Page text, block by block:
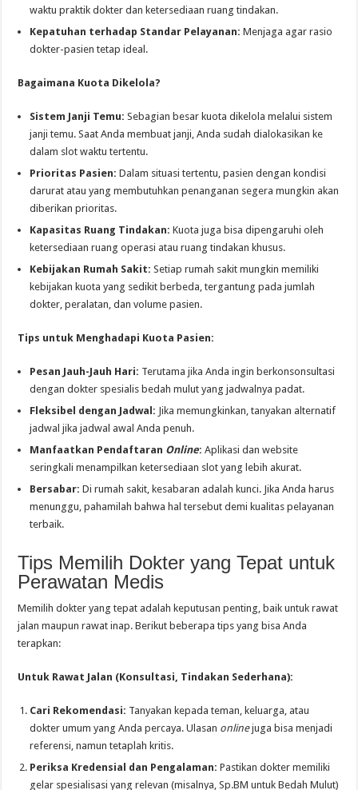
waktu praktik dokter dan ketersediaan ruang tindakan.
Kepatuhan terhadap Standar Pelayanan: Menjaga agar rasio
dokter-pasien tetap ideal.
Bagaimana Kuota Dikelola?
Sistem Janji Temu: Sebagian besar kuota dikelola melalui sistem
janji temu. Saat Anda membuat janji, Anda sudah dialokasikan ke
dalam slot waktu tertentu.
Prioritas Pasien: Dalam situasi tertentu, pasien dengan kondisi
darurat atau yang membutuhkan penanganan segera mungkin akan
diberikan prioritas.
Kapasitas Ruang Tindakan: Kuota juga bisa dipengaruhi oleh
ketersediaan ruang operasi atau ruang tindakan khusus.
Kebijakan Rumah Sakit: Setiap rumah sakit mungkin memiliki
kebijakan kuota yang sedikit berbeda, tergantung pada jumlah
dokter, peralatan, dan volume pasien.
Tips untuk Menghadapi Kuota Pasien:
Pesan Jauh-Jauh Hari: Terutama jika Anda ingin berkonsonsultasi
dengan dokter spesialis bedah mulut yang jadwalnya padat.
Fleksibel dengan Jadwal: Jika memungkinkan, tanyakan alternatif
jadwal jika jadwal awal Anda penuh.
Manfaatkan Pendaftaran Online: Aplikasi dan website
seringkali menampilkan ketersediaan slot yang lebih akurat.
Bersabar: Di rumah sakit, kesabaran adalah kunci. Jika Anda harus
menunggu, pahamilah bahwa hal tersebut demi kualitas pelayanan
terbaik.
Tips Memilih Dokter yang Tepat untuk
Perawatan Medis
Memilih dokter yang tepat adalah keputusan penting, baik untuk rawat
jalan maupun rawat inap. Berikut beberapa tips yang bisa Anda
terapkan:
Untuk Rawat Jalan (Konsultasi, Tindakan Sederhana):
Cari Rekomendasi: Tanyakan kepada teman, keluarga, atau
dokter umum yang Anda percaya. Ulasan onlinejuga bisa menjadi
referensi, namun tetaplah kritis.
Periksa Kredensial dan Pengalaman: Pastikan dokter memiliki
gelar spesialisasi yang relevan (misalnya, Sp.BM untuk Bedah Mulut)